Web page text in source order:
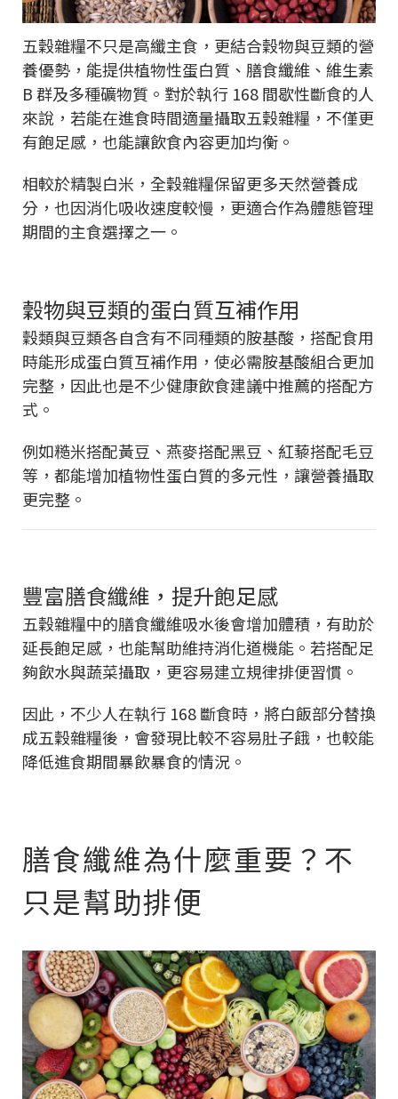
五穀雜糧不只是高纖主食，更結合穀物與豆類的營
養優勢，能提供植物性蛋白質、膳食纖維、維生素
B 群及多種礦物質。對於執行 168 間歇性斷食的人
來說，若能在進食時間適量攝取五穀雜糧，不僅更
有飽足感，也能讓飲食內容更加均衡。
相較於精製白米，全穀雜糧保留更多天然營養成
分，也因消化吸收速度較慢，更適合作為體態管理
期間的主食選擇之一。
穀物與豆類的蛋白質互補作用
穀類與豆類各自含有不同種類的胺基酸，搭配食用
時能形成蛋白質互補作用，使必需胺基酸組合更加
完整，因此也是不少健康飲食建議中推薦的搭配方
式。
例如糙米搭配黃豆、燕麥搭配黑豆、紅藜搭配毛豆
等，都能增加植物性蛋白質的多元性，讓營養攝取
更完整。
豐富膳食纖維，提升飽足感
五穀雜糧中的膳食纖維吸水後會增加體積，有助於
延長飽足感，也能幫助維持消化道機能。若搭配足
夠飲水與蔬菜攝取，更容易建立規律排便習慣。
因此，不少人在執行 168 斷食時，將白飯部分替換
成五穀雜糧後，會發現比較不容易肚子餓，也較能
降低進食期間暴飲暴食的情況。
膳食纖維為什麼重要？不
只是幫助排便